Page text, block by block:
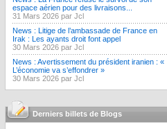
espace aérien pour des livraisons...
31 Mars 2026 par Jcl
News : Litige de l’ambassade de France en
Irak : Les ayants droit font appel
30 Mars 2026 par Jcl
News : Avertissement du président iranien : «
L’économie va s’effondrer »
30 Mars 2026 par Jcl
Derniers billets de Blogs